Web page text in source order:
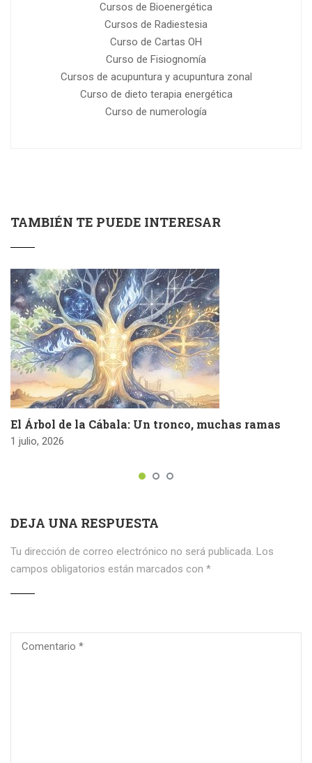
Cursos de Bioenergética
Cursos de Radiestesia
Curso de Cartas OH
Curso de Fisiognomía
Cursos de acupuntura y acupuntura zonal
Curso de dieto terapia energética
Curso de numerología
TAMBIÉN TE PUEDE INTERESAR
El Árbol de la Cábala: Un tronco, muchas ramas
1 julio, 2026
DEJA UNA RESPUESTA
Tu dirección de correo electrónico no será publicada. Los
campos obligatorios están marcados con *